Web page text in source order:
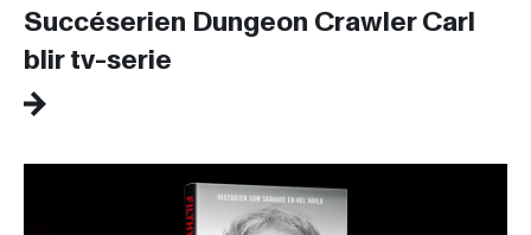
Succéserien Dungeon Crawler Carl
blir tv-serie